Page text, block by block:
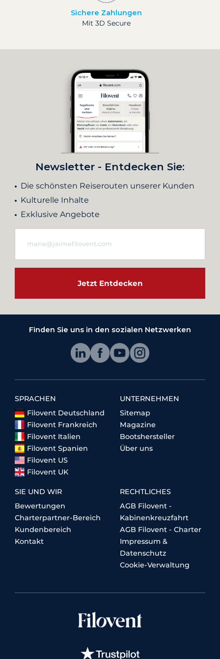
Sichere Zahlungen
Mit 3D Secure
Newsletter - Entdecken Sie:
Die schönsten Reiserouten unserer Kunden
Kulturelle Inhalte
Exklusive Angebote
Jetzt Entdecken
Finden Sie uns in den sozialen Netzwerken
SPRACHEN
Filovent Deutschland
Filovent Frankreich
Filovent Italien
Filovent Spanien
Filovent US
Filovent UK
UNTERNEHMEN
Sitemap
Magazine
Bootshersteller
Über uns
SIE UND WIR
Bewertungen
Charterpartner-Bereich
Kundenbereich
Kontakt
RECHTLICHES
AGB Filovent -
Kabinenkreuzfahrt
AGB Filovent - Charter
Impressum &
Datenschutz
Cookie-Verwaltung